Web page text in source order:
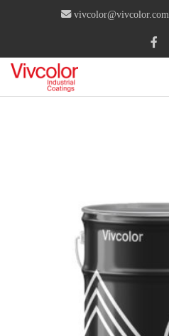
vivcolor@vivcolor.com